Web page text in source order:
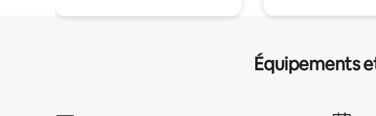
Équipements